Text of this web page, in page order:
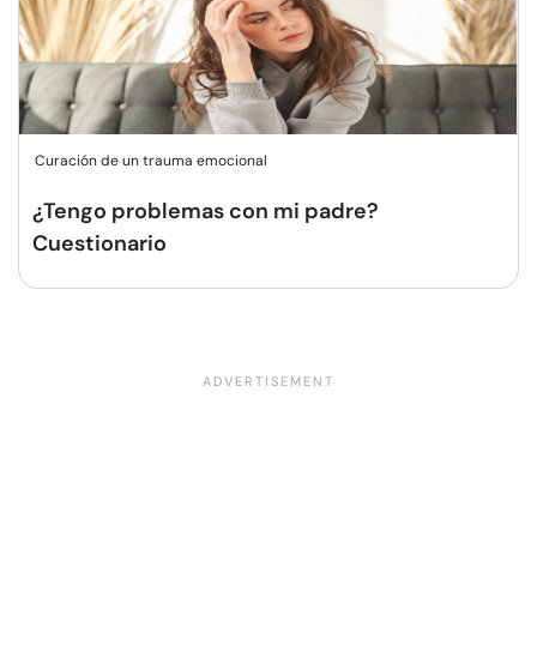
Curación de un trauma emocional
¿Tengo problemas con mi padre?
Cuestionario